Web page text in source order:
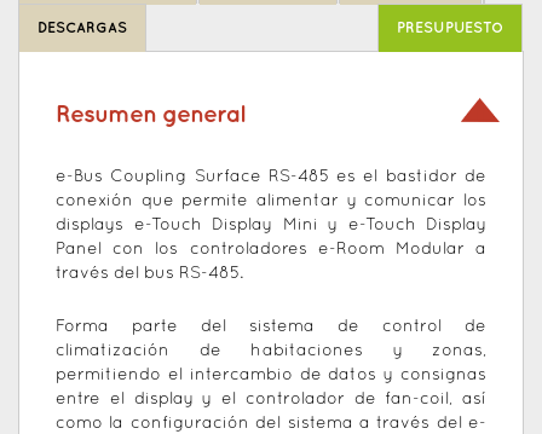
DESCARGAS PRESUPUESTO
Resumen general
e-Bus Coupling Surface RS-485 es el bastidor de
conexión que permite alimentar y comunicar los
displays e-Touch Display Mini y e-Touch Display
Panel con los controladores e-Room Modular a
través del bus RS-485.
Forma parte del sistema de control de
climatización de habitaciones y zonas,
permitiendo el intercambio de datos y consignas
entre el display y el controlador de fan-coil, así
como la configuración del sistema a través del e-